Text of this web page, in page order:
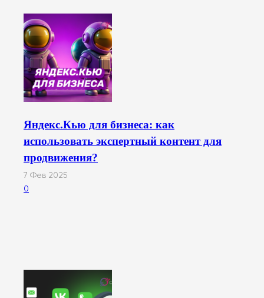
Яндекс.Кью для бизнеса: как
использовать экспертный контент для
продвижения?
7 Фев 2025
0